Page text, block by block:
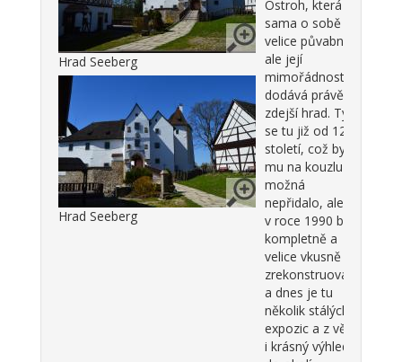
Hrad Seeberg
Hrad Seeberg
Ostroh, která je
sama o sobě
velice půvabná,
ale její
mimořádnost ji
dodává právě
zdejší hrad. Tyčí
se tu již od 12.
století, což by
mu na kouzlu
možná
nepřidalo, ale
v roce 1990 byl
kompletně a
velice vkusně
zrekonstruován
a dnes je tu
několik stálých
expozic a z věže
i krásný výhled